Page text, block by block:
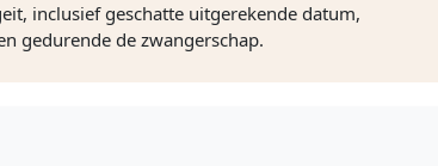
inclusief geschatte uitgerekende datum,
gedurende de zwangerschap.